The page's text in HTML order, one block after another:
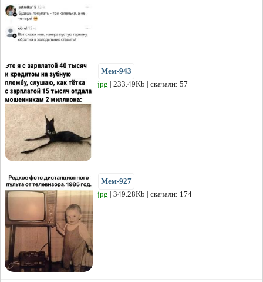
Мем-943
jpg | 233.49Kb | скачали: 57
Мем-927
jpg | 349.28Kb | скачали: 174